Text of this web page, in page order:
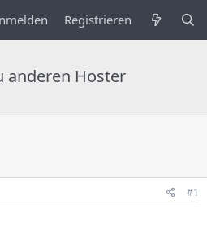
Registrieren
anderen Hoster
#1